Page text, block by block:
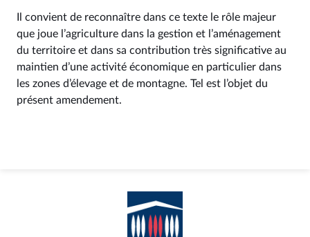
Il convient de reconnaître dans ce texte le rôle majeur
que joue l’agriculture dans la gestion et l’aménagement
du territoire et dans sa contribution très significative au
maintien d’une activité économique en particulier dans
les zones d’élevage et de montagne. Tel est l’objet du
présent amendement.